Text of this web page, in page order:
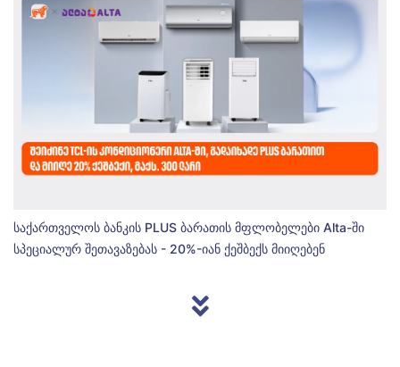
საქართველოს ბანკის PLUS ბარათის მფლობელები Alta-ში
სპეციალურ შეთავაზებას - 20%-იან ქეშბექს მიიღებენ